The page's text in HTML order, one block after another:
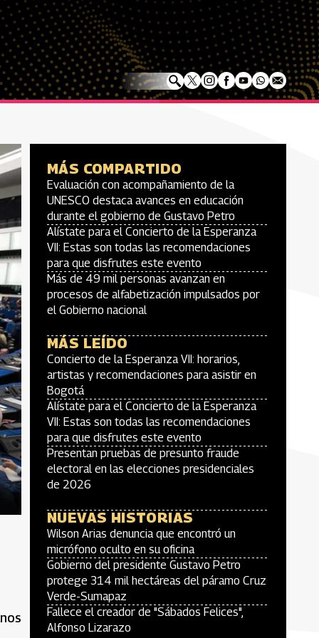
MÁS COMPARTIDO
Evaluación con acompañamiento de la
UNESCO destaca avances en educación
durante el gobierno de Gustavo Petro
Alístate para el Concierto de la Esperanza
VII: Estas son todas las recomendaciones
para que disfrutes este evento
Más de 49 mil personas avanzan en
procesos de alfabetización impulsados por
el Gobierno nacional
MÁS LEÍDO
Concierto de la Esperanza VII: horarios,
artistas y recomendaciones para asistir en
Bogotá
Alístate para el Concierto de la Esperanza
VII: Estas son todas las recomendaciones
para que disfrutes este evento
Presentan pruebas de presunto fraude
electoral en las elecciones presidenciales
de 2026
NUEVAS HISTORIAS
Wilson Arias denuncia que encontró un
micrófono oculto en su oficina
Gobierno del presidente Gustavo Petro
protege 314 mil hectáreas del páramo Cruz
Verde-Sumapaz
Fallece el creador de "Sábados Felices",
Alfonso Lizarazo